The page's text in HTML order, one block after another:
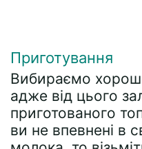
Приготування
Вибираємо
адже від цього
приготованого
ви не впевнені в